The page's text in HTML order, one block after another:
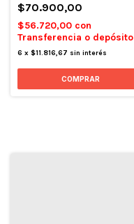
$70.900,00
$56.720,00 con
Transferencia o depósito
6 x $11.816,67 sin interés
COMPRAR